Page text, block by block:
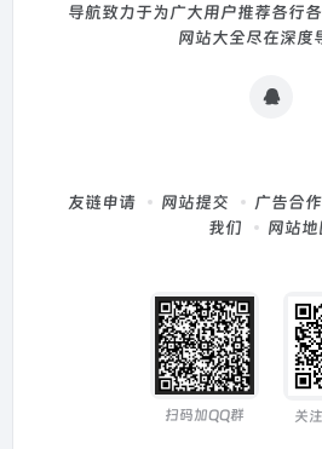
导航致力于为广大用户推荐各行
网站大全尽在深度
友链申请 网站提交 广告合作
我们
网站地
扫码加QQ群 关